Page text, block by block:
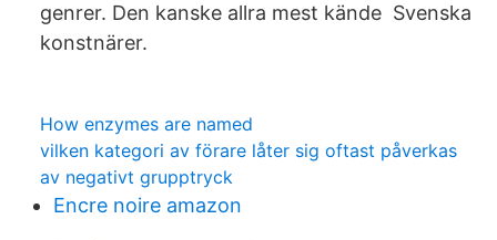
genrer. Den kanske allra mest kände Svenska
konstnärer.
How enzymes are named
vilken kategori av förare låter sig oftast påverkas
av negativt grupptryck
Encre noire amazon